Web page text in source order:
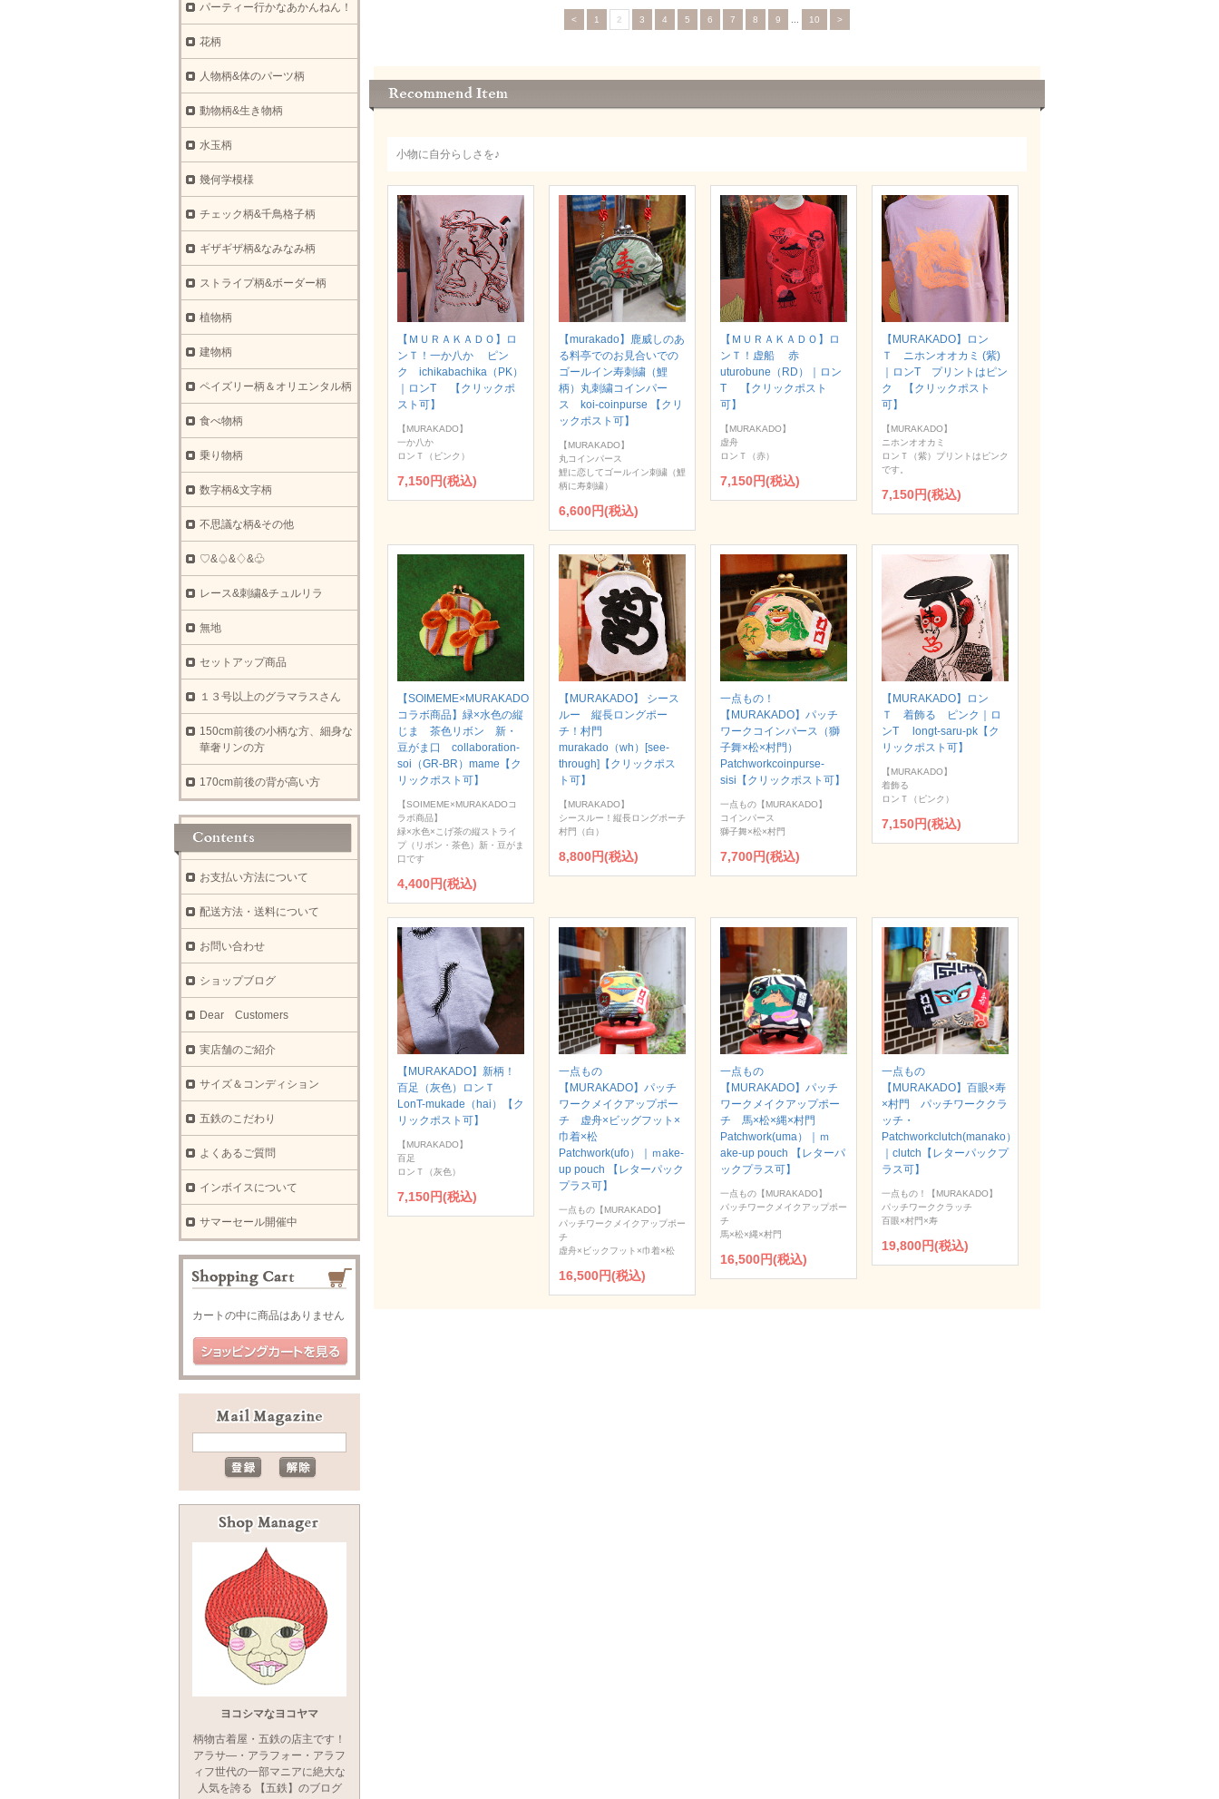
< 1 2 3 4 5 6 7 8 9 10 >
小物に自分らしさを♪
【ＭＵＲＡＫＡＤＯ】ロ
ンＴ！一か八か ピン
ク ichikabachika（PK）
｜ロンT 【クリックポ
スト可】
【MURAKADO】
一か八か
ロンＴ（ピンク）
7,150円(税込)
【murakado】鹿威しのあ
る料亭でのお見合いでの
ゴールイン寿刺繍（鯉
柄）丸刺繍コインパー
ス koi-coinpurse 【クリ
ックポスト可】
【MURAKADO】
丸コインパース
鯉に恋してゴールイン刺繍（鯉
柄に寿刺繍）
6,600円(税込)
【ＭＵＲＡＫＡＤＯ】ロ
ンＴ！虚船 赤
uturobune（RD）｜ロン
T 【クリックポスト
可】
【MURAKADO】
虚舟
ロンＴ（赤）
7,150円(税込)
【MURAKADO】ロン
Ｔ ニホンオオカミ (紫)
｜ロンT プリントはピン
ク 【クリックポスト
可】
【MURAKADO】
ニホンオオカミ
ロンＴ（紫）プリントはピンク
です。
7,150円(税込)
【SOIMEME×MURAKADO
コラボ商品】緑×水色の縦
じま 茶色リボン 新・
豆がま口 collaboration-
soi（GR-BR）mame【ク
リックポスト可】
【SOIMEME×MURAKADOコ
ラボ商品】
緑×水色×こげ茶の縦ストライ
プ（リボン・茶色）新・豆がま
口です
4,400円(税込)
【MURAKADO】 シース
ルー 縦長ロングポー
チ！村門
murakado（wh）[see-
through]【クリックポス
ト可】
【MURAKADO】
シースルー！縦長ロングポーチ
村門（白）
8,800円(税込)
一点もの！
【MURAKADO】パッチ
ワークコインパース（獅
子舞×松×村門）
Patchworkcoinpurse-
sisi【クリックポスト可】
一点もの【MURAKADO】
コインパース
獅子舞×松×村門
7,700円(税込)
【MURAKADO】ロン
Ｔ 着飾る ピンク｜ロ
ンT longt-saru-pk【ク
リックポスト可】
【MURAKADO】
着飾る
ロンＴ（ピンク）
7,150円(税込)
【MURAKADO】新柄！
百足（灰色）ロンＴ
LonT-mukade（hai）【ク
リックポスト可】
【MURAKADO】
百足
ロンＴ（灰色）
7,150円(税込)
一点もの
【MURAKADO】パッチ
ワークメイクアップポー
チ 虚舟×ビッグフット×
巾着×松
Patchwork(ufo）｜ｍake-
up pouch 【レターパック
プラス可】
一点もの【MURAKADO】
パッチワークメイクアップポー
チ
虚舟×ビックフット×巾着×松
16,500円(税込)
一点もの
【MURAKADO】パッチ
ワークメイクアップポー
チ 馬×松×縄×村門
Patchwork(uma）｜ｍ
ake-up pouch 【レターパ
ックプラス可】
一点もの【MURAKADO】
パッチワークメイクアップポー
チ
馬×松×縄×村門
16,500円(税込)
一点もの
【MURAKADO】百眼×寿
×村門 パッチワーククラ
ッチ・
Patchworkclutch(manako）
｜clutch【レターパックプ
ラス可】
一点もの！【MURAKADO】
パッチワーククラッチ
百眼×村門×寿
19,800円(税込)
パーティー行かなあかんねん！
花柄
人物柄&体のパーツ柄
動物柄&生き物柄
水玉柄
幾何学模様
チェック柄&千鳥格子柄
ギザギザ柄&なみなみ柄
ストライプ柄&ボーダー柄
植物柄
建物柄
ペイズリー柄＆オリエンタル柄
食べ物柄
乗り物柄
数字柄&文字柄
不思議な柄&その他
♡&♤&♢&♧
レース&刺繍&チュルリラ
無地
セットアップ商品
１３号以上のグラマラスさん
150cm前後の小柄な方、細身な
華奢リンの方
170cm前後の背が高い方
お支払い方法について
配送方法・送料について
お問い合わせ
ショップブログ
Dear Customers
実店舗のご紹介
サイズ＆コンディション
五鉄のこだわり
よくあるご質問
インボイスについて
サマーセール開催中
カートの中に商品はありません
ヨコシマなヨコヤマ
柄物古着屋・五鉄の店主です！
アラサ―・アラフォー・アラフ
ィフ世代の一部マニアに絶大な
人気を誇る 【五鉄】のブログ